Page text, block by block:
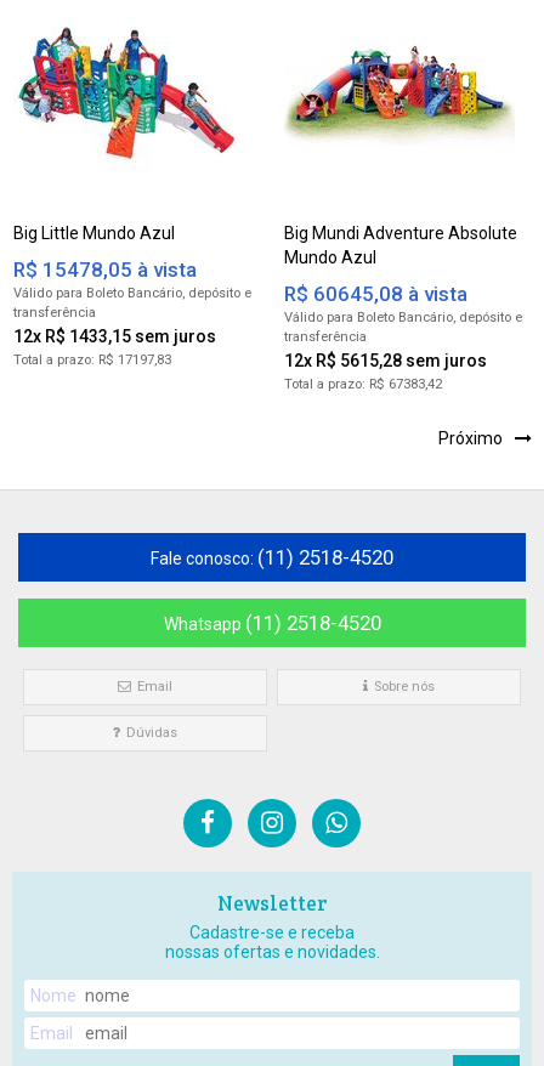
Big Little Mundo Azul
R$ 17197,83
12x R$ 1433,15
R$ 15478,05 à vista
para Boleto Bancário
Big Mundi Adventure Absolute
Mundo Azul
R$ 67383,42
12x R$ 5615,28
R$ 60645,08 à vista
para Boleto Bancário
Próximo
Fale conosco: (11) 2518-4520
Whatsapp (11) 2518-4520
Email Sobre nós
Dúvidas
Newsletter
Cadastre-se e receba
nossas ofertas e novidades.
Nome
Email